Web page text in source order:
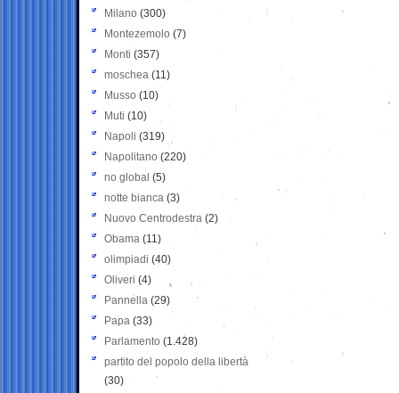
Milano (300)
Montezemolo (7)
Monti (357)
moschea (11)
Musso (10)
Muti (10)
Napoli (319)
Napolitano (220)
no global (5)
notte bianca (3)
Nuovo Centrodestra (2)
Obama (11)
olimpiadi (40)
Oliveri (4)
Pannella (29)
Papa (33)
Parlamento (1.428)
partito del popolo della libertà
(30)